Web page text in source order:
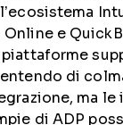
e
piattaforme
di
ma le
di ADP